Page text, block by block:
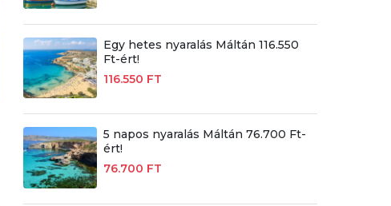
Egy hetes nyaralás Máltán 116.550
Ft-ért!
116.550 FT
5 napos nyaralás Máltán 76.700 Ft-
ért!
76.700 FT